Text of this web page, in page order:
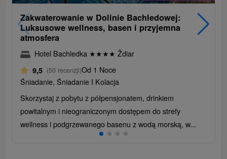
Zakwaterowanie w Dolinie Bachledowej:
Luksusowe wellness, basen i przyjemna
atmosfera
Hotel Bachledka ★★★★ Ždiar
9,5 (50 recenzji)Od 1 Noce
Śniadanie, Śniadanie I Kolacja
Skorzystaj z pobytu z półpensjonatem, drinkiem
powitalnym i nieograniczonym dostępem do strefy
wellness i podgrzewanego basenu z wodą morską, w...